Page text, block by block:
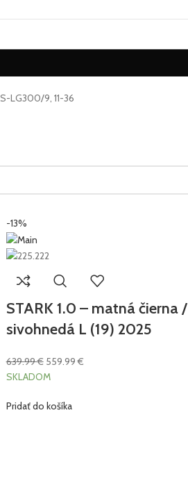
LG300/9, 11-36
-13%
STARK 1.0 – matná čierna /
sivohnedá L (19) 2025
639.99€ 559.99€
SKLADOM
Pridať do košíka